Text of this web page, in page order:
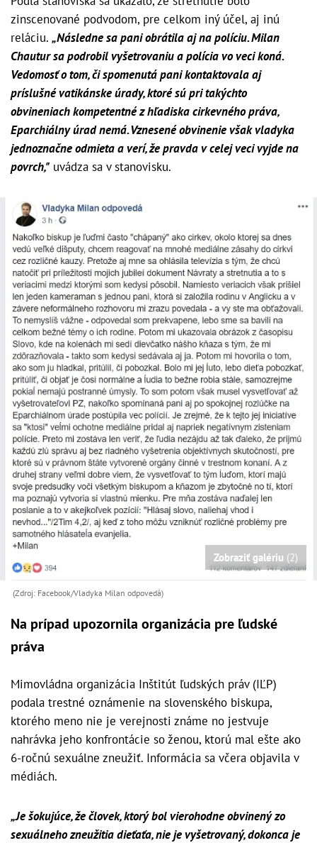
zinscenované podvodom, pre celkom iný účel, aj inú
reláciu. „Následne sa pani obrátila aj na políciu. Milan
Chautur sa podrobil vyšetrovaniu a polícia vo veci koná.
Vedomosť o tom, či spomenutá pani kontaktovala aj
príslušné vatikánske úrady, ktoré sú pri takýchto
obvineniach kompetentné z hľadiska cirkevného práva,
Eparchiálny úrad nemá. Vznesené obvinenie však vladyka
jednoznačne odmieta a verí, že pravda v celej veci vyjde na
povrch," uvádza sa v stanovisku.
Zobraziť galériu (2)
(Zdroj: Facebook/Vladyka Milan odpovedá)
Na prípad upozornila organizácia pre ľudské
práva
Mimovládna organizácia Inštitút ľudských práv (IĽP)
podala trestné oznámenie na slovenského biskupa,
ktorého meno nie je verejnosti známe no jestvuje
nahrávka jeho konfrontácie so ženou, ktorú mal ešte ako
6-ročnú sexuálne zneužiť. Informácia sa včera objavila v
médiách.
„Je šokujúce, že človek, ktorý bol vierohodne obvinený zo
sexuálneho zneužitia dieťaťa, nie je vyšetrovaný, dokonca je